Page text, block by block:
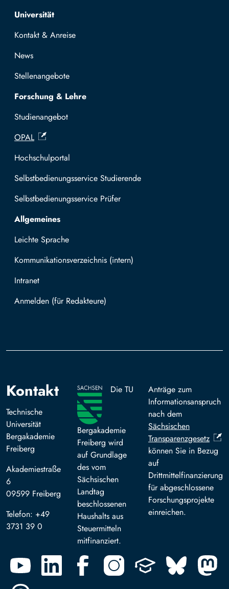
Top navigation
Universität
Kontakt & Anreise
News
Stellenangebote
Forschung & Lehre
Studienangebot
OPAL
Hochschulportal
Selbstbedienungsservice Studierende
Selbstbedienungsservice Prüfer
Allgemeines
Leichte Sprache
Kommunikationsverzeichnis (intern)
Intranet
Mit TUBAF Login anmelden
Kontakt
Technische
Universität
Bergakademie
Freiberg
Akademiestraße
6
09599 Freiberg
Telefon: +49
3731 39 0
Die TU
Bergakademie
Freiberg wird
auf Grundlage
des vom
Sächsischen
Landtag
beschlossenen
Haushalts aus
Steuermitteln
mitfinanziert.
Anträge zum
Informationsanspruch
nach dem
Sächsischen
Transparenzgesetz
können Sie in Bezug
auf
Drittmittelfinanzierung
für abgeschlossene
Forschungsprojekte
einreichen.